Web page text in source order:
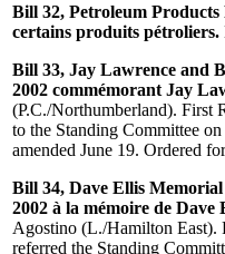
Bill 32, Petroleum Products
certains produits pétroliers.
Bill 33, Jay Lawrence and
2002 commémorant Jay
(P.C./Northumberland). First
to the Standing Committee
amended June 19. Ordered
Bill 34, Dave Ellis
2002 à la mémoire de
Agostino (L./Hamilton East).
referred the Standing